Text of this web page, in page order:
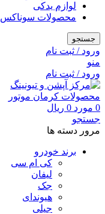
لوازم یدکی
محصولات سوناکس
جستجو
ورود / ثبت نام
منو
ورود / ثبت نام
0 مورد 0 ریال
جستجو
مرور دسته ها
برند خودرو
کی ام سی
لیفان
جک
هیوندای
جیلی